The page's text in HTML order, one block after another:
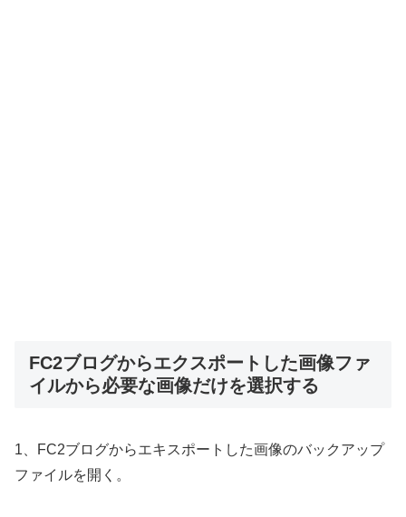
FC2ブログからエクスポートした画像ファ
イルから必要な画像だけを選択する
1、FC2ブログからエキスポートした画像のバックアップ
ファイルを開く。